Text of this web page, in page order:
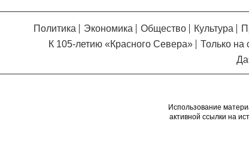
Политика Экономика Общество Культура
К 105-летию «Красного Севера»
Только на
Использование
активной ссылки на